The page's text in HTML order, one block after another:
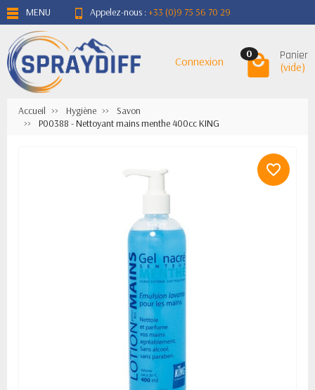
MENU Appelez-nous :+33 (0)9 75 56 70 29
Connexion
0 Panier
(vide)
Accueil Hygiène
Savon
P00388 - Nettoyant mains menthe 400cc KING
favorite_border